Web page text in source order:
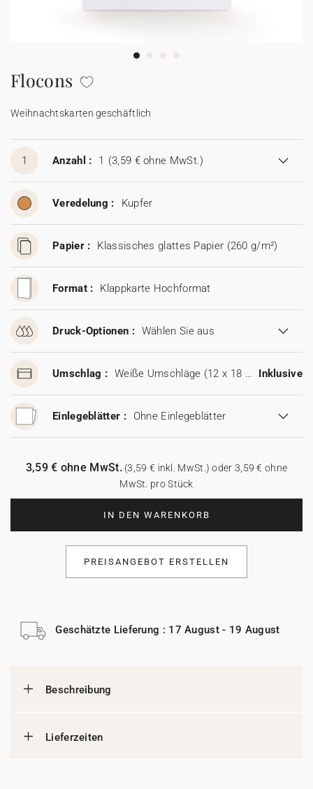
Aufkleber
Flocons
Weihnachtskarten geschäftlich
1 Anzahl : 1 (3,59 € ohne MwSt.)
Veredelung : Kupfer
Papier : Klassisches glattes Papier (260 g/m²)
Format : Klappkarte Hochformat
Druck-Optionen : Wählen Sie aus
Umschlag : Weiße Umschläge (12 x 18 cm) Inklusive
Einlegeblätter : Ohne Einlegeblätter
IN DEN WARENKORB
3,59 € ohne MwSt.(3,59 € inkl. MwSt.) oder 3,59 € ohne
MwSt. pro Stück
PREISANGEBOT ERSTELLEN
Geschätzte Lieferung : 17 August - 19 August
Beschreibung
Lieferzeiten